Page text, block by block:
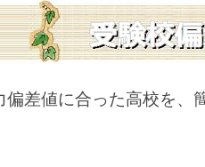
偏差値に合った高校を、